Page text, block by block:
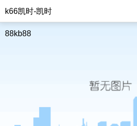
k66凯时-凯时
88kb88